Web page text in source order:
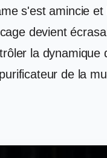
s'est amincie
devient
la dynamique
de la